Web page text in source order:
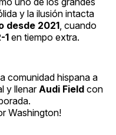
y la ilusión intacta
desde 2021 , cuando
1 en tiempo extra.
comunidad hispana a
y llenar Audi Field con
Washington!